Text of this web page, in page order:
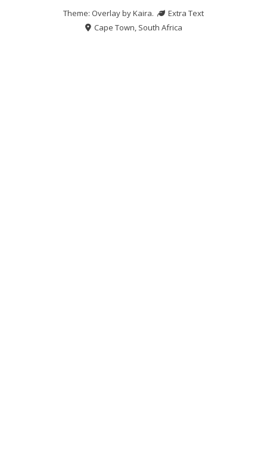
Theme: Overlay byKaira.
Extra Text
Cape Town, South Africa